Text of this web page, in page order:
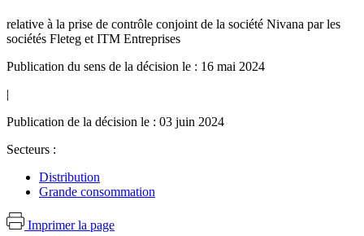
relative à la prise de contrôle conjoint de la société Nivana par les
sociétés Fleteg et ITM Entreprises
Publication du sens de la décision le : 16 mai 2024
|
Publication de la décision le : 03 juin 2024
Secteurs :
Distribution
Grande consommation
Imprimer la page